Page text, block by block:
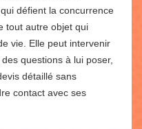
défient la concurrence
tout autre objet qui
vie. Elle peut intervenir
questions à lui poser,
détaillé sans
contact avec ses